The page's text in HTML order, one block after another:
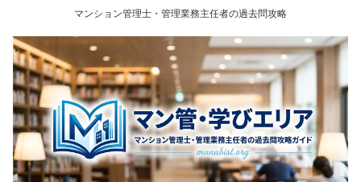
マンション管理士・管理業務主任者の過去問攻略